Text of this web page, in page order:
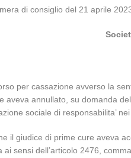
di consiglio del 21 aprile
per cassazione avverso la
aveva annullato, su domanda
sociale di responsabilita’
il giudice di prime cure aveva
ai sensi dell’articolo 2476,